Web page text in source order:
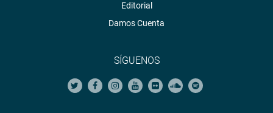
Editorial
Damos Cuenta
SÍGUENOS